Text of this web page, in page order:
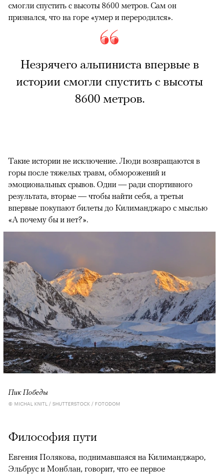
смогли спустить с высоты 8600 метров. Сам он
признался, что на горе «умер и переродился».
Незрячего альпиниста впервые в
истории смогли спустить с высоты
8600 метров.
Такие истории не исключение. Люди возвращаются в
горы после тяжелых травм, обморожений и
эмоциональных срывов. Одни — ради спортивного
результата, вторые — чтобы найти себя, а третьи
впервые покупают билеты до Килиманджаро с мыслью
«А почему бы и нет?».
Пик Победы
© MICHAL KNITL / SHUTTERSTOCK / FOTODOM
Философия пути
Евгения Полякова, поднимавшаяся на Килиманджаро,
Эльбрус и Монблан, говорит, что ее первое